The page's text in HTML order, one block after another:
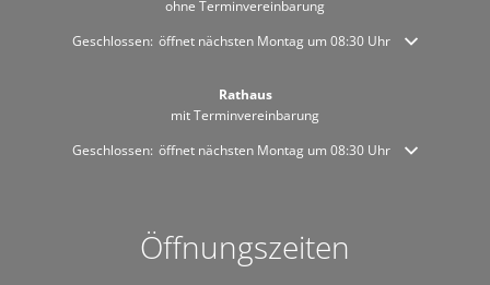
ohne Terminvereinbarung
Klicken, um weitere Öffnungs- oder Schließzeiten auszublenden
Geschlossen: öffnet nächsten Montag um 08:30 Uhr
Rathaus
mit Terminvereinbarung
Klicken, um weitere Öffnungs- oder Schließzeiten auszublenden
Geschlossen: öffnet nächsten Montag um 08:30 Uhr
Öffnungszeiten